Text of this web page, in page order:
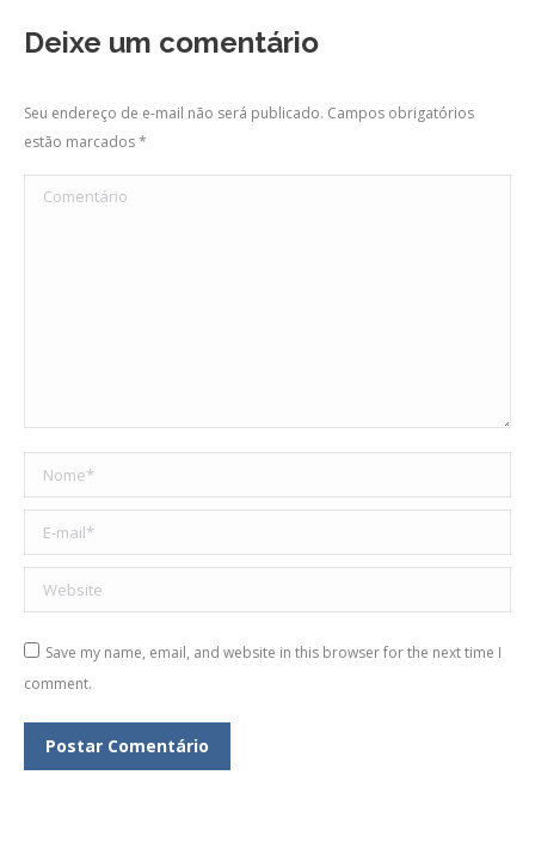
Deixe um comentário
Seu endereço de e-mail não será publicado. Campos obrigatórios
estão marcados*
Comentário
Nome *
E-mail *
Website
Save my name, email, and website in this browser for the next time I
comment.
Postar Comentário